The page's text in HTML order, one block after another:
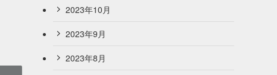
2023年10月
2023年9月
2023年8月